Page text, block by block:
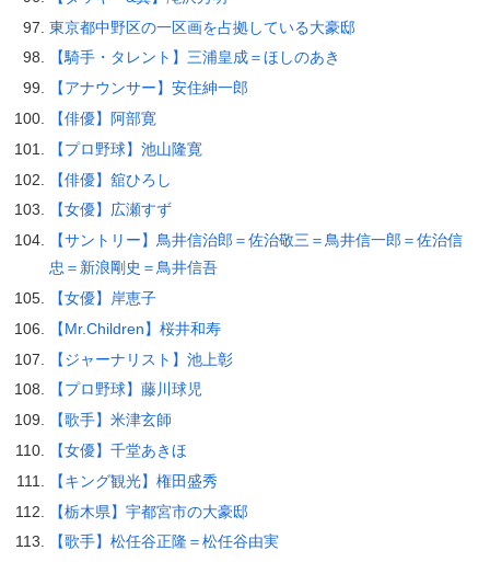
東京都中野区の一区画を占拠している大豪邸
【騎手・タレント】三浦皇成＝ほしのあき
【アナウンサー】安住紳一郎
【俳優】阿部寛
【プロ野球】池山隆寛
【俳優】舘ひろし
【女優】広瀬すず
【サントリー】鳥井信治郎＝佐治敬三＝鳥井信一郎＝佐治信
忠＝新浪剛史＝鳥井信吾
【女優】岸恵子
【Mr.Children】桜井和寿
【ジャーナリスト】池上彰
【プロ野球】藤川球児
【歌手】米津玄師
【女優】千堂あきほ
【キング観光】権田盛秀
【栃木県】宇都宮市の大豪邸
【歌手】松任谷正隆＝松任谷由実